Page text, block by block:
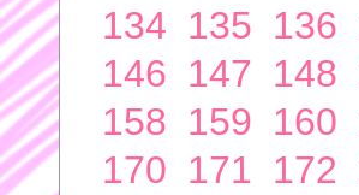
134 135 136
146 147 148
158 159 160
170 171 172